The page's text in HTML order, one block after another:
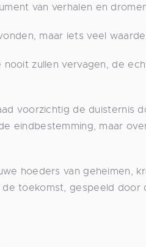
van verhalen en
maar iets veel
zullen vervagen, de
voorzichtig de duisternis
eindbestemming, maar
hoeders van geheimen,
toekomst, gespeeld